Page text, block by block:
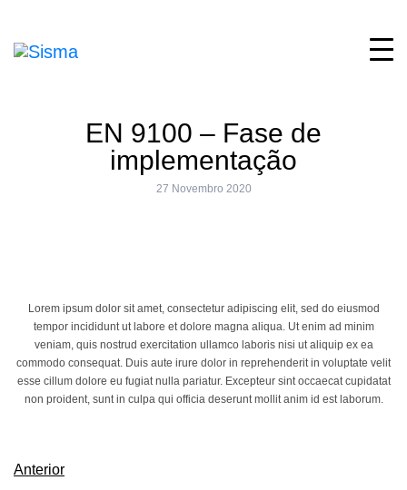
EN 9100 – Fase de
implementação
27 Novembro 2020
Lorem ipsum dolor sit amet, consectetur adipiscing elit, sed do eiusmod
tempor incididunt ut labore et dolore magna aliqua. Ut enim ad minim
veniam, quis nostrud exercitation ullamco laboris nisi ut aliquip ex ea
commodo consequat. Duis aute irure dolor in reprehenderit in voluptate velit
esse cillum dolore eu fugiat nulla pariatur. Excepteur sint occaecat cupidatat
non proident, sunt in culpa qui officia deserunt mollit anim id est laborum.
Anterior